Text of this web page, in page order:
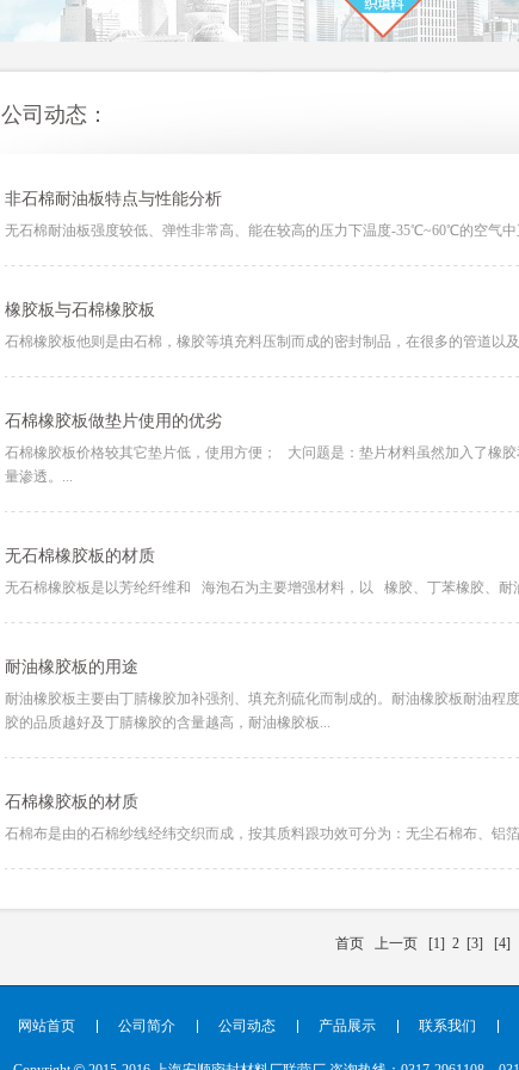
公司动态：
非石棉耐油板特点与性能分析
无石棉耐油板强度较低、弹性非常高、能在较高的压力下温度-35℃~60℃的空气中
橡胶板与石棉橡胶板
石棉橡胶板他则是由石棉，橡胶等填充料压制而成的密封制品，在很多的管道以
石棉橡胶板做垫片使用的优劣
石棉橡胶板价格较其它垫片低，使用方便； 大问题是：垫片材料虽然加入了橡
量渗透。...
无石棉橡胶板的材质
无石棉橡胶板是以芳纶纤维和 海泡石为主要增强材料，以 橡胶、丁苯橡胶、耐
耐油橡胶板的用途
耐油橡胶板主要由丁腈橡胶加补强剂、填充剂硫化而制成的。耐油橡胶板耐油程
胶的品质越好及丁腈橡胶的含量越高，耐油橡胶板...
石棉橡胶板的材质
石棉布是由的石棉纱线经纬交织而成，按其质料跟功效可分为：无尘石棉布、铝
首页 上一页 [1] 2 [3] [4]
网站首页 公司简介 公司动态 产品展示 联系我们